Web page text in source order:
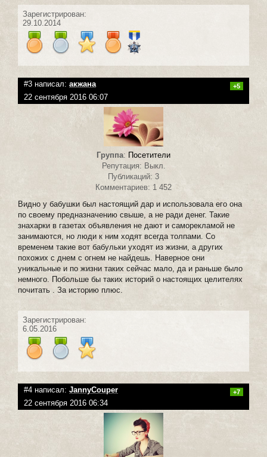
Зарегистрирован:
29.10.2014
#3 написал: акжана +5
22 сентября 2016 06:07
Группа: Посетители
Репутация: Выкл.
Публикаций: 3
Комментариев: 1 452
Видно у бабушки был настоящий дар и использовала его она
по своему предназначению свыше, а не ради денег. Такие
знахарки в газетах объявления не дают и саморекламой не
занимаются, но люди к ним ходят всегда толпами. Со
временем такие вот бабульки уходят из жизни, а других
похожих с днем с огнем не найдешь. Наверное они
уникальные и по жизни таких сейчас мало, да и раньше было
немного. Побольше бы таких историй о настоящих целителях
почитать . За историю плюс.
Зарегистрирован:
6.05.2016
#4 написал: JannyCouper +7
22 сентября 2016 06:34